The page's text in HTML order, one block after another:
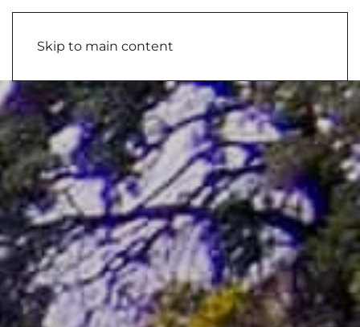
Skip to main content